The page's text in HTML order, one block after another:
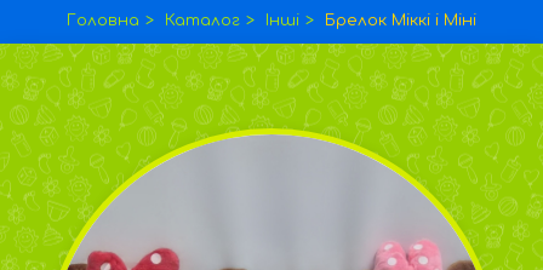
Головна Каталог Інші Брелок Міккі і Міні